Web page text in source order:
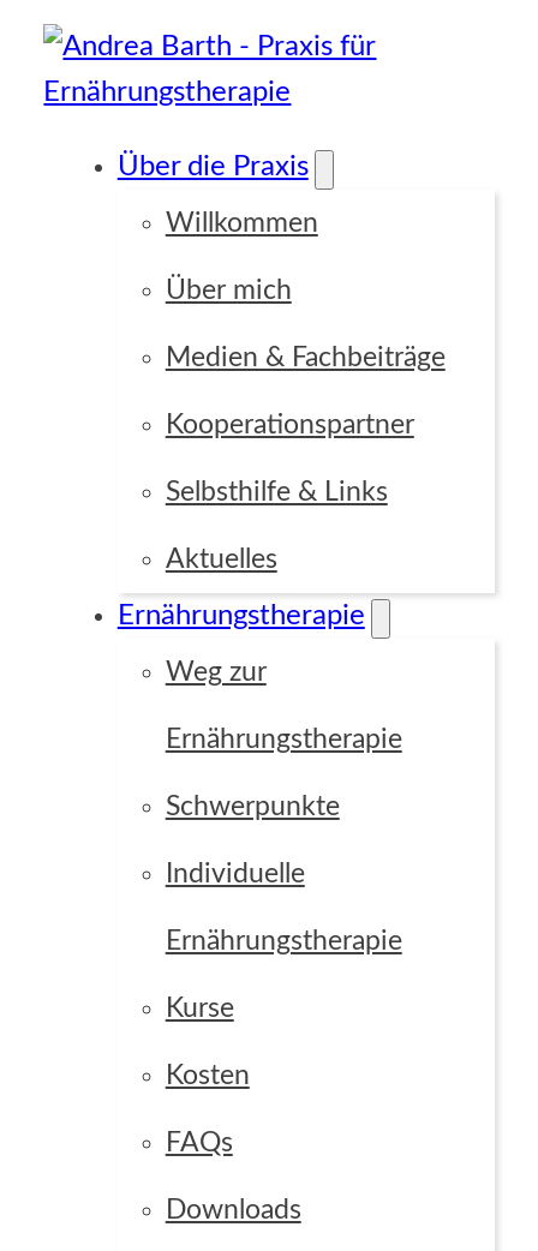
Über die Praxis
Willkommen
Über mich
Medien & Fachbeiträge
Kooperationspartner
Selbsthilfe & Links
Aktuelles
Ernährungstherapie
Weg zur
Ernährungstherapie
Schwerpunkte
Individuelle
Ernährungstherapie
Kurse
Kosten
FAQs
Downloads